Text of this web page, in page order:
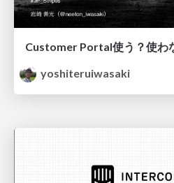
yoshiteruiwasaki